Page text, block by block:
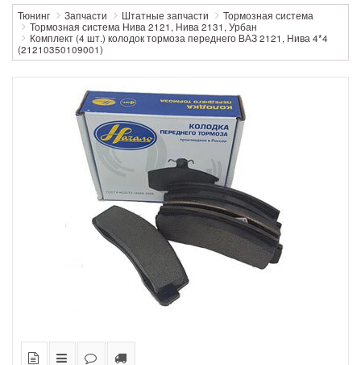
Тюнинг Запчасти Штатные запчасти
Тормозная система
Тормозная система Нива 2121, Нива 2131, Урбан
Комплект (4 шт.) колодок тормоза переднего ВАЗ 2121, Нива 4*4
(21210350109001)